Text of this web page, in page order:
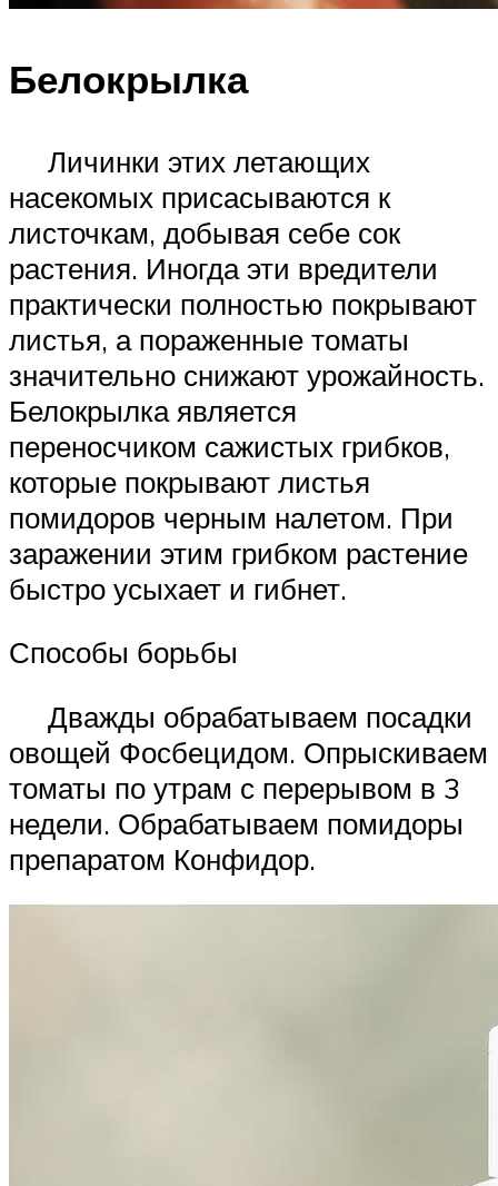
Белокрылка
Личинки этих летающих
насекомых присасываются к
листочкам, добывая себе сок
растения. Иногда эти вредители
практически полностью покрывают
листья, а пораженные томаты
значительно снижают урожайность.
Белокрылка является
переносчиком сажистых грибков,
которые покрывают листья
помидоров черным налетом. При
заражении этим грибком растение
быстро усыхает и гибнет.
Способы борьбы
Дважды обрабатываем посадки
овощей Фосбецидом. Опрыскиваем
томаты по утрам с перерывом в 3
недели. Обрабатываем помидоры
препаратом Конфидор.